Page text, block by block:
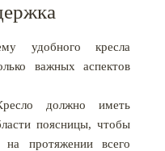
удобного кресла
важных аспектов
должно иметь
поясницы, чтобы
протяжении всего